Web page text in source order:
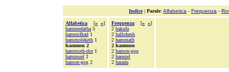
Indice| Parole: Alfabetica - Frequenza -
Alfabetica [« »]
hammedatha 5
hammifkad 1
hammoleketh 1
hammon 2
hammoth-dor1
hammuel 1
hamon-gog 2
Frequenza [« »]
2 hakufa
2 hallohesh
2 hammath
2 hammon
2 hamon-gog
2 hanniel
2 harada